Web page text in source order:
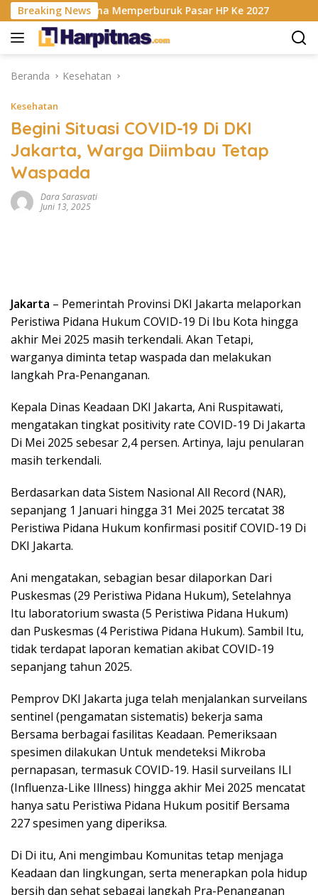
Langsung
ke
konten
Breaking News
Berencana Memperburuk Pasar HP Ke 2027
Beranda Kesehatan
Kesehatan
Begini Situasi COVID-19 Di DKI
Jakarta, Warga Diimbau Tetap
Waspada
Dara Sarasvati
Juni 13, 2025
Jakarta – Pemerintah Provinsi DKI Jakarta melaporkan
Peristiwa Pidana Hukum COVID-19 Di Ibu Kota hingga
akhir Mei 2025 masih terkendali. Akan Tetapi,
warganya diminta tetap waspada dan melakukan
langkah Pra-Penanganan.
Kepala Dinas Keadaan DKI Jakarta, Ani Ruspitawati,
mengatakan tingkat positivity rate COVID-19 Di Jakarta
Di Mei 2025 sebesar 2,4 persen. Artinya, laju penularan
masih terkendali.
Berdasarkan data Sistem Nasional All Record (NAR),
sepanjang 1 Januari hingga 31 Mei 2025 tercatat 38
Peristiwa Pidana Hukum konfirmasi positif COVID-19 Di
DKI Jakarta.
Ani mengatakan, sebagian besar dilaporkan Dari
Puskesmas (29 Peristiwa Pidana Hukum), Setelahnya
Itu laboratorium swasta (5 Peristiwa Pidana Hukum)
dan Puskesmas (4 Peristiwa Pidana Hukum). Sambil Itu,
tidak terdapat laporan kematian akibat COVID-19
sepanjang tahun 2025.
Pemprov DKI Jakarta juga telah menjalankan surveilans
sentinel (pengamatan sistematis) bekerja sama
Bersama berbagai fasilitas Keadaan. Pemeriksaan
spesimen dilakukan Untuk mendeteksi Mikroba
pernapasan, termasuk COVID-19. Hasil surveilans ILI
(Influenza-Like Illness) hingga akhir Mei 2025 mencatat
hanya satu Peristiwa Pidana Hukum positif Bersama
227 spesimen yang diperiksa.
Di Di itu, Ani mengimbau Komunitas tetap menjaga
Keadaan dan lingkungan, serta menerapkan pola hidup
bersih dan sehat sebagai langkah Pra-Penanganan